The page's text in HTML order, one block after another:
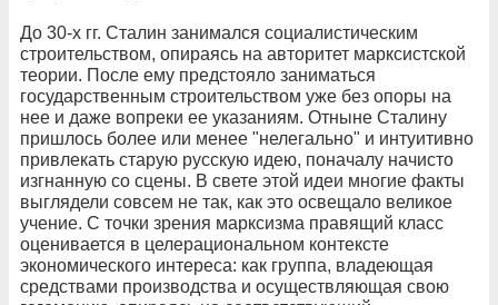
До 30-х гг. Сталин занимался социалистическим
строительством, опираясь на авторитет марксистской
теории. После ему предстояло заниматься
государственным строительством уже без опоры на
нее и даже вопреки ее указаниям. Отныне Сталину
пришлось более или менее "нелегально" и интуитивно
привлекать старую русскую идею, поначалу начисто
изгнанную со сцены. В свете этой идеи многие факты
выглядели совсем не так, как это освещало великое
учение. С точки зрения марксизма правящий класс
оценивается в целерациональном контексте
экономического интереса: как группа, владеющая
средствами производства и осуществляющая свою